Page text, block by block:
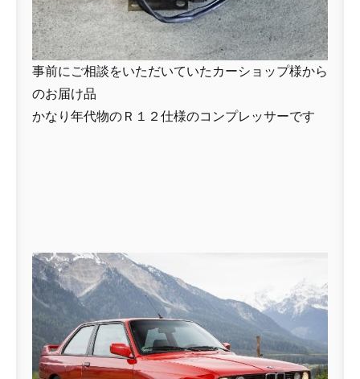
事前にご相談をいただいていたカーショップ様から
のお届け品
かなり年代物のＲ１２仕様のコンプレッサーです